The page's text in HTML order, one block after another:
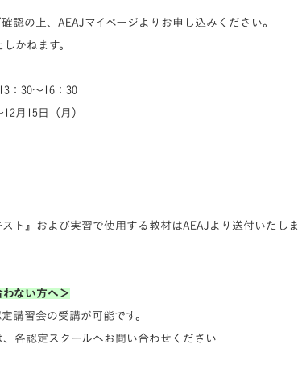
確認の上、AEAJマイページよりお申し込みください。
かねます。
：30～16：30
月15日（月）
ト』および実習で使用する教材はAEAJより送付いたしま
ない方へ＞
講習会の受講が可能です。
各認定スクールへお問い合わせください